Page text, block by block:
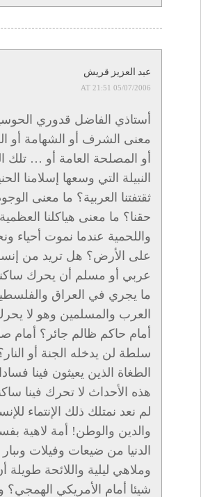
عبد العزيز قريش
05/07/2006 AT 21:51
أستاذي الفاضل قدوري
معنى الشرف أو الشهامة أو
أو المصلحة العامة أو … تلك
النبيلة التي وسعها إسلامنا
ثقتفتنا العربية؟ ما معنى
حقنا؟ ما معنى هياكلنا العظمية
واللحمية عندما نموت أحياء
على الأرض؟ هل تريد من
عربي أو مسلم أن يحرك
ما يجري في العراق
العرب والمسلمين وهو لا
أمام حاكم ظالم جائر؟ أمام
سلطة لن يدخله الجنة أو
الطغاة الذين يعيثون فينا
هذه الأحداث لا تحرك فينا ساكنا
لم نعد نمتلك ذلك الإنتماء
والدين والوطن! أمة لاهية
الدنيا من ضيعات وفيلات
وملاهي ليلية واللائحة طويلة
شيئا أمام الأمريكي الهمجي؟